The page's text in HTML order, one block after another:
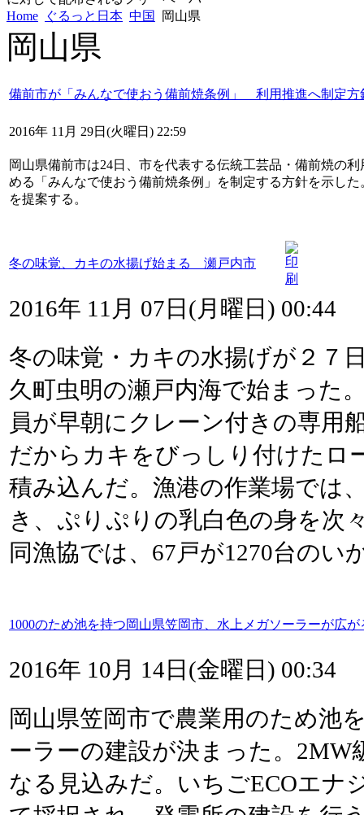
Home
ぐるっと日本 中国 岡山県
岡山県
備前市が「みんなで使おう備前焼条例」 利用推進へ制定方
2016年 11月 29日(火曜日) 22:59
岡山県備前市は24日、市を代表する伝統工芸品・備前焼の
める「みんなで使おう備前焼条例」を制定する方針を示し
を提案する。
冬の味覚、カキの水揚げ始まる 瀬戸内市
2016年 11月 07日(月曜日) 00:44
冬の味覚・カキの水揚げが２７
久町虫明の瀬戸内海で始まった
員が早朝にクレーン付きの専用
だからカキをびっしり付けたロ
積み込んだ。漁港の作業場では
き、ぷりぷりの乳白色の身を次
同漁協では、67戸が1270台のい
1000のため池を持つ岡山県笠岡市、水上メガソーラーが広が
2016年 10月 14日(金曜日) 00:34
岡山県笠岡市で農業用のため池
ーラーの建設が決まった。2MW
なる見込みだ。いちごECOエナ